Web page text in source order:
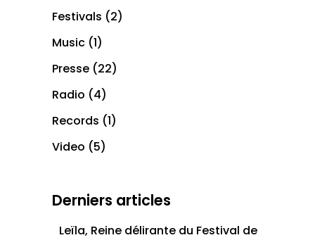
Festivals (2)
Music (1)
Presse (22)
Radio (4)
Records (1)
Video (5)
Derniers articles
Leïla, Reine délirante du Festival de